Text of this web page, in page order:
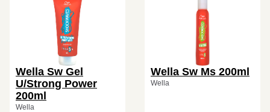
Wella Sw Gel
U/Strong Power
200ml
Wella
Wella Sw Ms 200ml
Wella